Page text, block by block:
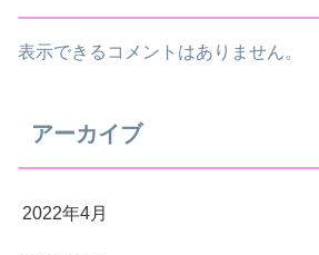
表示できるコメントはありません。
アーカイブ
2022年4月